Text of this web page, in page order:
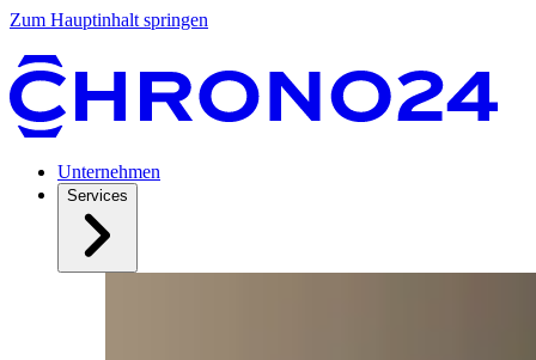
Zum Hauptinhalt springen
Unternehmen
Services